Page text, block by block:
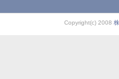
Copyright(c) 2008